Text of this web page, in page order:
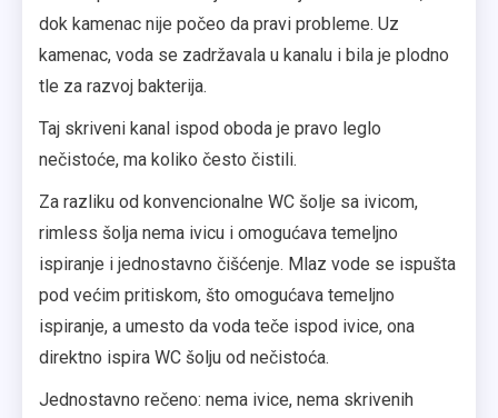
dok kamenac nije počeo da pravi probleme. Uz
kamenac, voda se zadržavala u kanalu i bila je plodno
tle za razvoj bakterija.
Taj skriveni kanal ispod oboda je pravo leglo
nečistoće, ma koliko često čistili.
Za razliku od konvencionalne WC šolje sa ivicom,
rimless šolja nema ivicu i omogućava temeljno
ispiranje i jednostavno čišćenje. Mlaz vode se ispušta
pod većim pritiskom, što omogućava temeljno
ispiranje, a umesto da voda teče ispod ivice, ona
direktno ispira WC šolju od nečistoća.
Jednostavno rečeno: nema ivice, nema skrivenih